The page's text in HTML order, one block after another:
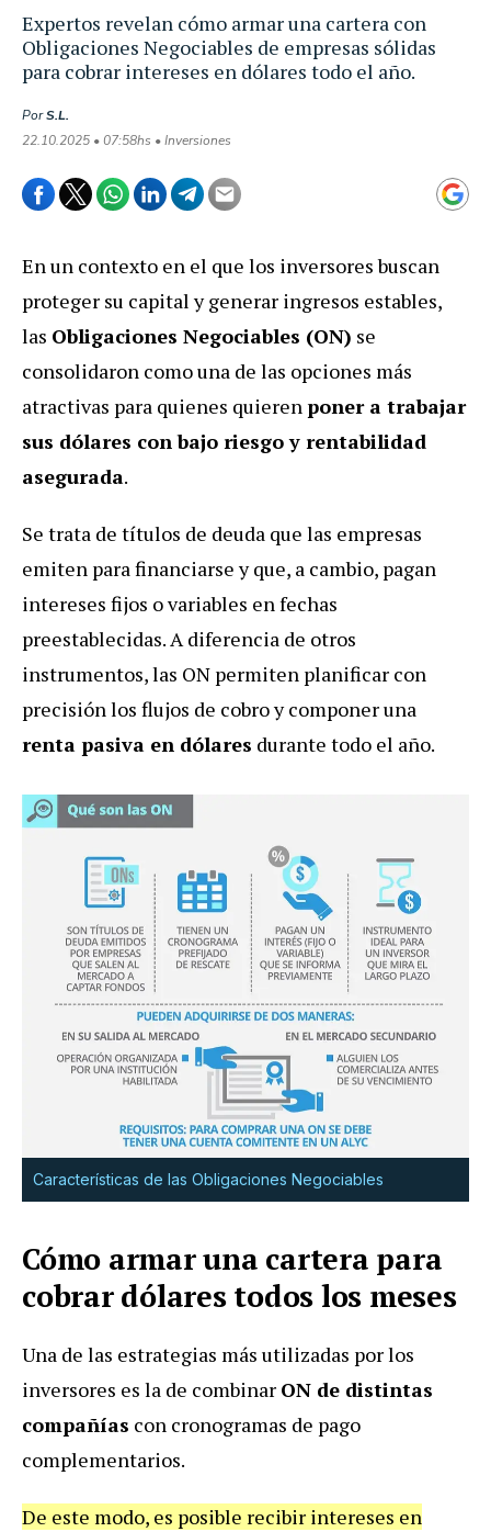
Expertos revelan cómo armar una cartera con
Obligaciones Negociables de empresas sólidas
para cobrar intereses en dólares todo el año.
PorS.L.
22.10.2025 • 07:58hs • Inversiones
En un contexto en el que los inversores buscan
proteger su capital y generar ingresos estables,
las Obligaciones Negociables (ON) se
consolidaron como una de las opciones más
atractivas para quienes quierenponer a trabajar
sus dólares con bajo riesgo y rentabilidad
asegurada.
Se trata de títulos de deuda que las empresas
emiten para financiarse y que, a cambio, pagan
intereses fijos o variables en fechas
preestablecidas. A diferencia de otros
instrumentos, las ON permiten planificar con
precisión los flujos de cobro y componer una
renta pasiva en dólares durante todo el año.
Características de las Obligaciones Negociables
Cómo armar una cartera para
cobrar dólares todos los meses
Una de las estrategias más utilizadas por los
inversores es la de combinar ON de distintas
compañías con cronogramas de pago
complementarios.
De este modo, es posible recibir intereses en